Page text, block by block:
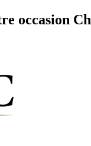
occasion